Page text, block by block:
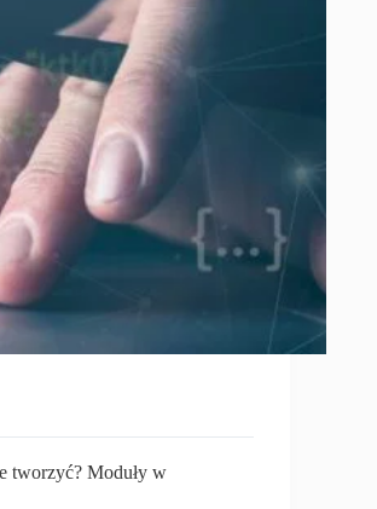
tworzyć? Moduły w